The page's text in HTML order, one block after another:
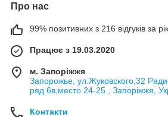
Про нас
99% позитивних з 216 відгуків за рік
Працює з 19.03.2020
м. Запоріжжя
Запорожье, ул.Жуковского,32
ряд 6в,место 24-25 , Запоріжжя,
Контакти